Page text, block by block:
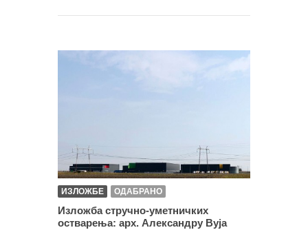
ИЗЛОЖБЕ ОДАБРАНО
Изложба стручно-уметничких
остварења: арх. Александру Вуја